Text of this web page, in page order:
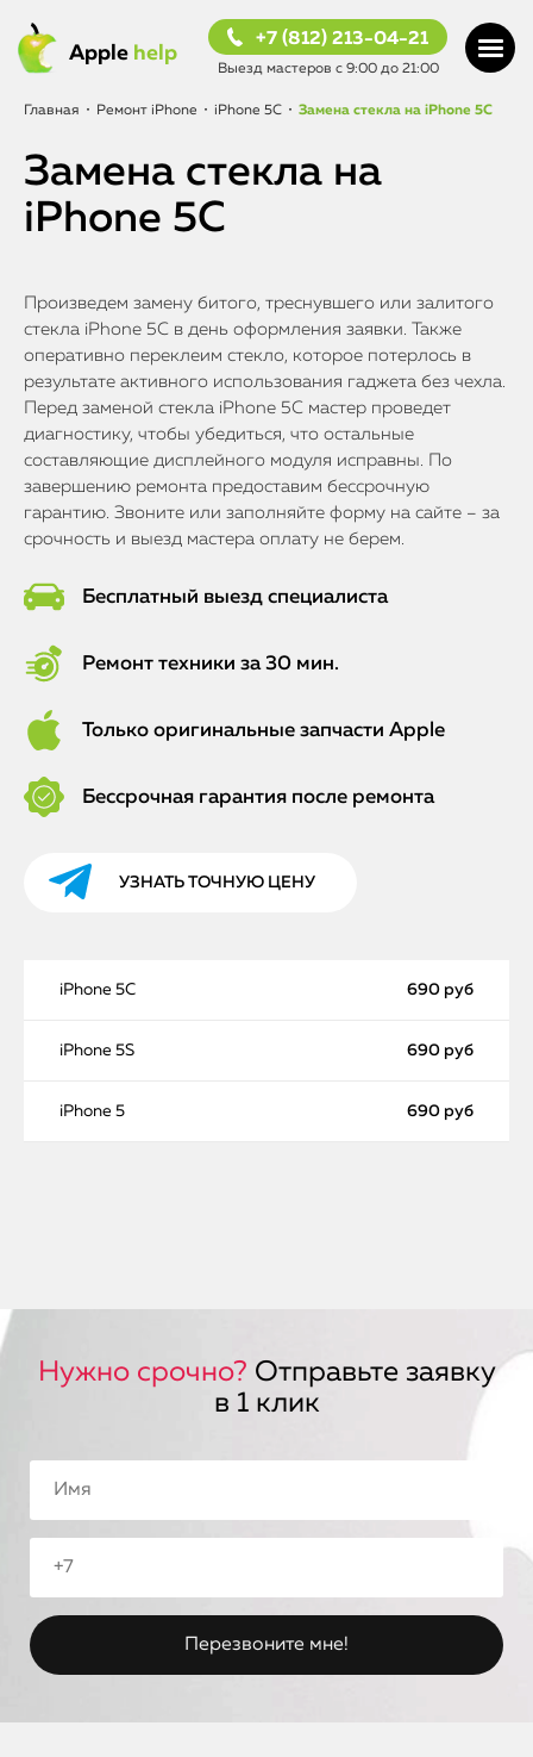
Apple help
+7 (812) 213-04-21
Выезд мастеров с 9:00 до 21:00
Главная • Ремонт iPhone • iPhone 5C • Замена стекла на iPhone 5C
Замена стекла на
iPhone 5C
Произведем замену битого, треснувшего или залитого
стекла iPhone 5C в день оформления заявки. Также
оперативно переклеим стекло, которое потерлось в
результате активного использования гаджета без чехла.
Перед заменой стекла iPhone 5C мастер проведет
диагностику, чтобы убедиться, что остальные
составляющие дисплейного модуля исправны. По
завершению ремонта предоставим бессрочную
гарантию. Звоните или заполняйте форму на сайте – за
срочность и выезд мастера оплату не берем.
Бесплатный выезд специалиста
Ремонт техники за 30 мин.
Только оригинальные запчасти Apple
Бессрочная гарантия после ремонта
УЗНАТЬ ТОЧНУЮ ЦЕНУ
iPhone 5C 690 руб
iPhone 5S 690 руб
iPhone 5 690 руб
Нужно срочно? Отправьте заявку
в 1 клик